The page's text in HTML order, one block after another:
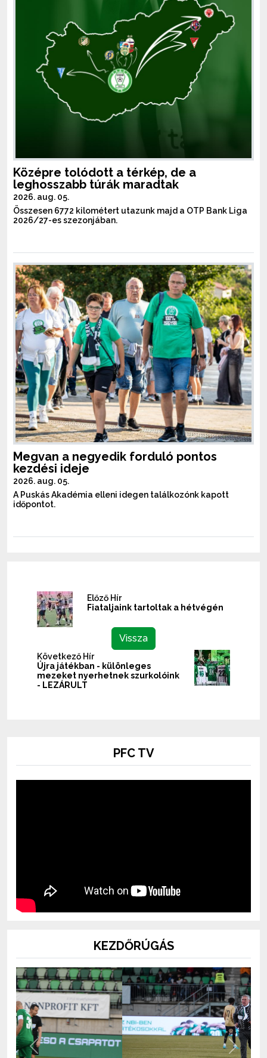
Középre tolódott a térkép, de a
leghosszabb túrák maradtak
2026. aug. 05.
Összesen 6772 kilométert utazunk majd a OTP Bank Liga
2026/27-es szezonjában.
Megvan a negyedik forduló pontos
kezdési ideje
2026. aug. 05.
A Puskás Akadémia elleni idegen találkozónk kapott
időpontot.
Előző Hír
Fiataljaink tartoltak a hétvégén
Vissza
Következő Hír
Újra játékban - különleges
mezeket nyerhetnek szurkolóink
- LEZÁRULT
PFC TV
KEZDŐRÚGÁS
Previous Next